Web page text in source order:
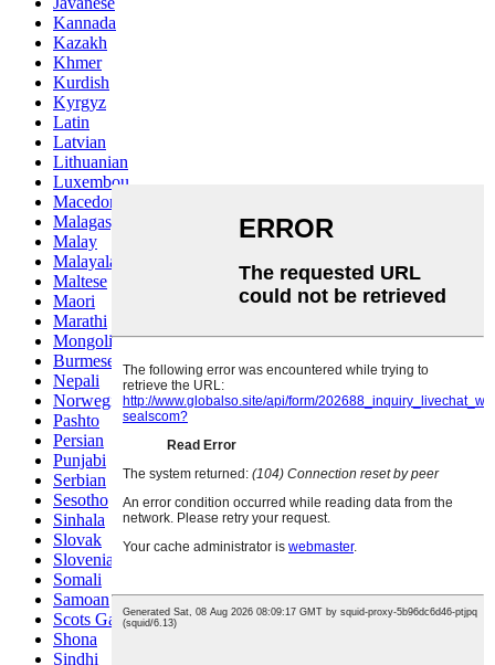
Kannada
Kazakh
Khmer
Kurdish
Kyrgyz
Latin
Latvian
Lithuanian
Luxembou..
Macedonian
Malagasy
Malay
Malayalam
Maltese
Maori
Marathi
Mongolian
Burmese
Nepali
Norwegian
Pashto
Persian
Punjabi
Serbian
Sesotho
Sinhala
Slovak
Slovenian
Somali
Samoan
Scots Gaelic
Shona
Sindhi